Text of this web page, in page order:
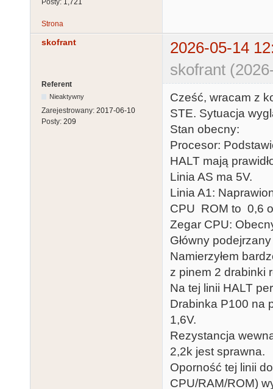
Strona
skofrant
2026-05-14
skofrant
Referent
Nieaktywny
Zarejestrowany: 2017-06-10
Posty: 209
Cześć, wracam z
STE. Sytuacja
Stan obecny:
Procesor:
HALT mają
Linia AS ma 5V.
Linia A1:
CPU ROM to 0,6
Zegar CPU:
Główny
Namierzyłem
z pinem 2 drabinki
Na tej linii HALT
Drabinka P100 na
1,6V.
Rezystancja
2,2k jest sprawna.
Oporność tej linii
CPU/RAM/ROM)